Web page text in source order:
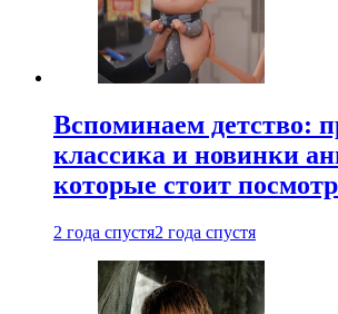
Вспоминаем детство:
классика и новинки
которые стоит
2 года спустя2 года спустя